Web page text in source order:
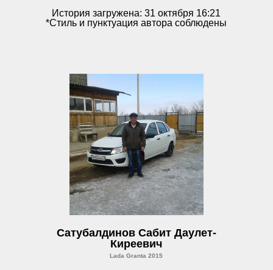
История загружена: 31 октября 16:21
*Стиль и пунктуация автора соблюдены
Сатубалдинов Сабит Даулет-
Киреевич
Lada Granta 2015